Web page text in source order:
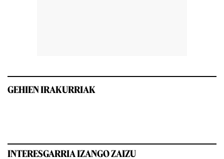
GEHIEN IRAKURRIAK
INTERESGARRIA IZANGO ZAIZU